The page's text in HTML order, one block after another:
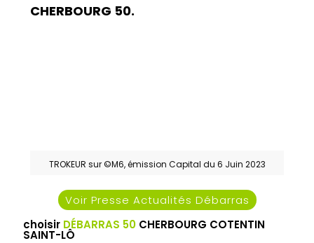
CHERBOURG 50.
TROKEUR sur ©M6, émission Capital du 6 Juin 2023
Voir Presse Actualités Débarras
choisir DÉBARRAS 50 CHERBOURG COTENTIN
SAINT-LÔ